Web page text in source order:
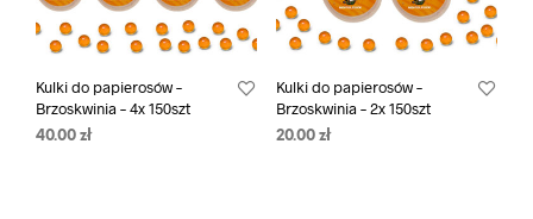
Kulki do papierosów –
Brzoskwinia – 4x 150szt
40.00 zł
Kulki do papierosów –
Brzoskwinia – 2x 150szt
20.00 zł